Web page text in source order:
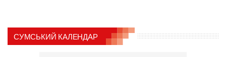
СУМСЬКИЙ КАЛЕНДАР